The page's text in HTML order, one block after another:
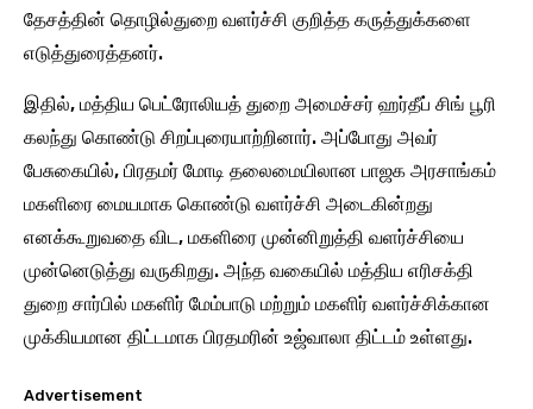
தேசத்தின் தொழில்துறை வளர்ச்சி குறித்த கருத்துக்களை
எடுத்துரைத்தனர்.
இதில், மத்திய பெட்ரோலியத் துறை அமைச்சர் ஹர்தீப் சிங் பூரி
கலந்து கொண்டு சிறப்புரையாற்றினார். அப்போது அவர்
பேசுகையில், பிரதமர் மோடி தலைமையிலான பாஜக அரசாங்கம்
மகளிரை மையமாக கொண்டு வளர்ச்சி அடைகின்றது
எனக்கூறுவதை விட, மகளிரை முன்னிறுத்தி வளர்ச்சியை
முன்னெடுத்து வருகிறது. அந்த வகையில் மத்திய எரிசக்தி
துறை சார்பில் மகளிர் மேம்பாடு மற்றும் மகளிர் வளர்ச்சிக்கான
முக்கியமான திட்டமாக பிரதமரின் உஜ்வாலா திட்டம் உள்ளது.
Advertisement